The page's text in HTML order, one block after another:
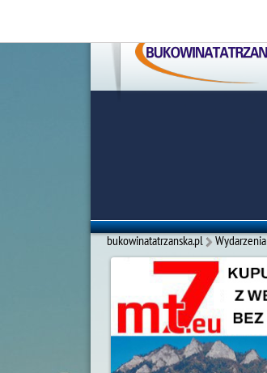
bukowinatatrzanska.pl Wydarzenia